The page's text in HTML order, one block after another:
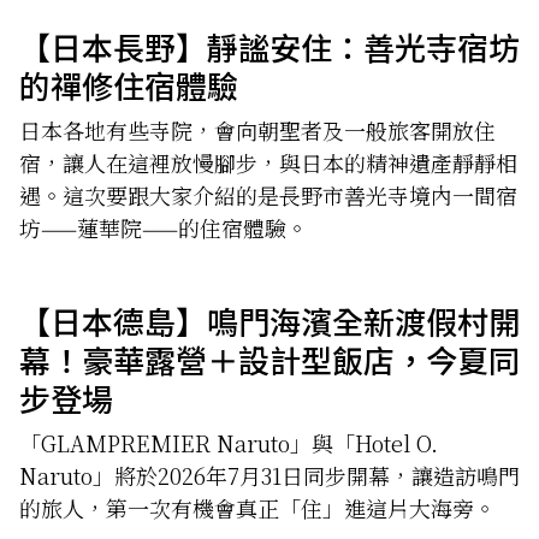
【日本長野】靜謐安住：善光寺宿坊
的禪修住宿體驗
日本各地有些寺院，會向朝聖者及一般旅客開放住
宿，讓人在這裡放慢腳步，與日本的精神遺產靜靜相
遇。這次要跟大家介紹的是長野市善光寺境內一間宿
坊——蓮華院——的住宿體驗。
【日本德島】鳴門海濱全新渡假村開
幕！豪華露營＋設計型飯店，今夏同
步登場
「GLAMPREMIER Naruto」與「Hotel O.
Naruto」將於2026年7月31日同步開幕，讓造訪鳴門
的旅人，第一次有機會真正「住」進這片大海旁。